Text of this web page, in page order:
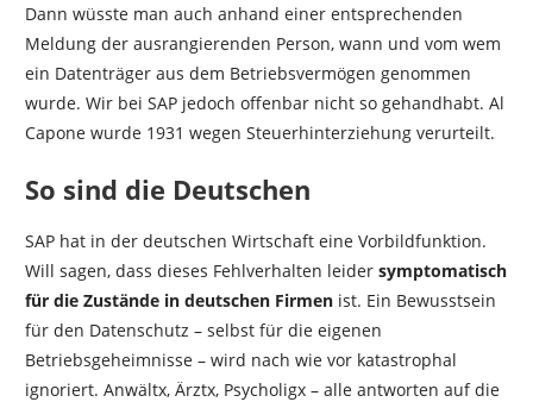
Dann wüsste man auch anhand einer entsprechenden
Meldung der ausrangierenden Person, wann und vom wem
ein Datenträger aus dem Betriebsvermögen genommen
wurde. Wir bei SAP jedoch offenbar nicht so gehandhabt. Al
Capone wurde 1931 wegen Steuerhinterziehung verurteilt.
So sind die Deutschen
SAP hat in der deutschen Wirtschaft eine Vorbildfunktion.
Will sagen, dass dieses Fehlverhalten leider symptomatisch
für die Zustände in deutschen Firmenist. Ein Bewusstsein
für den Datenschutz – selbst für die eigenen
Betriebsgeheimnisse – wird nach wie vor katastrophal
ignoriert. Anwältx, Ärztx, Psycholigx – alle antworten auf die